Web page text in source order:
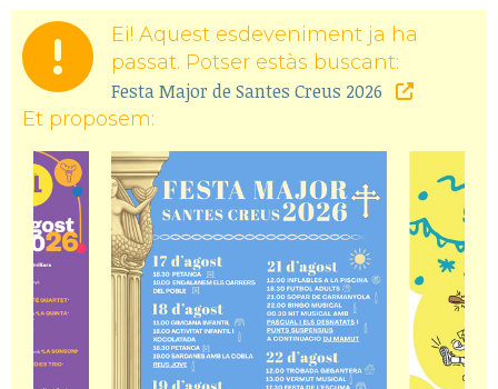
Ei! Aquest esdeveniment ja ha
passat. Potser estàs buscant:
Festa Major de Santes Creus 2026
Et proposem: